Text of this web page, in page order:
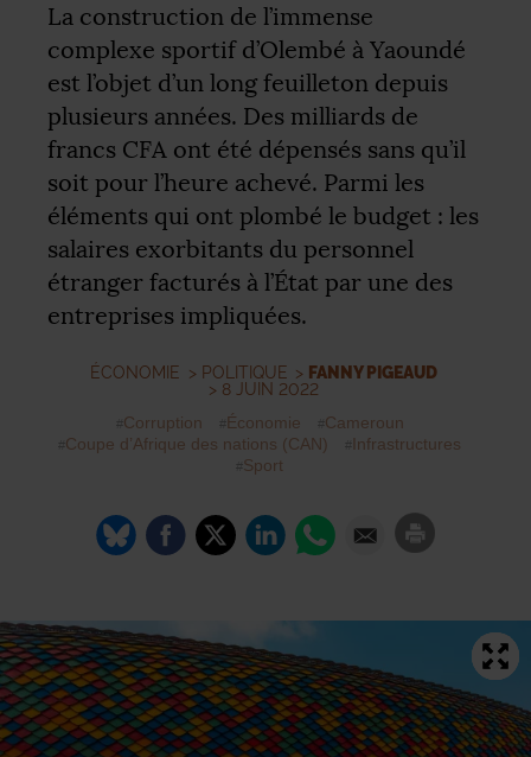
La construction de l’immense
complexe sportif d’Olembé à Yaoundé
est l’objet d’un long feuilleton depuis
plusieurs années. Des milliards de
francs CFA ont été dépensés sans qu’il
soit pour l’heure achevé. Parmi les
éléments qui ont plombé le budget : les
salaires exorbitants du personnel
étranger facturés à l’État par une des
entreprises impliquées.
ÉCONOMIE > POLITIQUE > FANNY PIGEAUD
> 8 JUIN 2022
Corruption Économie
Cameroun
Coupe d’Afrique des nations (CAN )
Infrastructures
Sport